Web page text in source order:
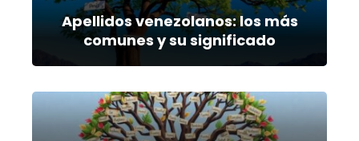
Apellidos venezolanos: los más
comunes y su significado